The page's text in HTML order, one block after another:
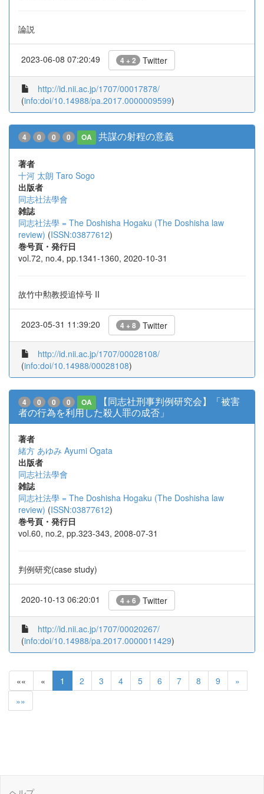
論説
2023-06-08 07:20:49 4 + 2 Twitter
http://id.nii.ac.jp/1707/00017878/
(info:doi/10.14988/pa.2017.0000009599)
4 0 0 0 OA 共謀の射程の意義
著者
十河 太朗 Taro Sogo
出版者
同志社法學會
雑誌
同志社法學 = The Doshisha Hogaku (The Doshisha law
review) (ISSN:03877612)
巻号頁・発行日
vol.72, no.4, pp.1341-1360, 2020-10-31
故竹中勲教授追悼号 II
2023-05-31 11:39:20 4 + 8 Twitter
http://id.nii.ac.jp/1707/00028108/
(info:doi/10.14988/00028108)
4 0 0 0 OA
【同志社刑事判例研究会】「被害
者の行為を利用した殺人罪の成否」
著者
緒方 あゆみ Ayumi Ogata
出版者
同志社法學會
雑誌
同志社法學 = The Doshisha Hogaku (The Doshisha law
review) (ISSN:03877612)
巻号頁・発行日
vol.60, no.2, pp.323-343, 2008-07-31
判例研究(case study)
2020-10-13 06:20:01 4 + 6 Twitter
http://id.nii.ac.jp/1707/00020267/
(info:doi/10.14988/pa.2017.0000011429)
«« « 1 2 3 4 5 6 7 8 9
»
»»